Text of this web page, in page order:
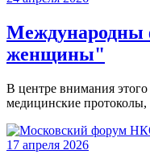
Международны
женщины"
В центре внимания
медицинские
17 апреля 2026